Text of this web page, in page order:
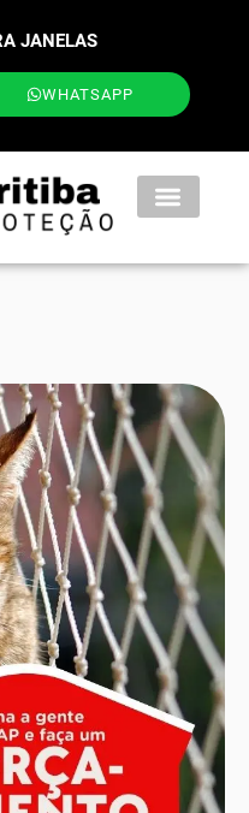
JANELAS
WHATSAPP